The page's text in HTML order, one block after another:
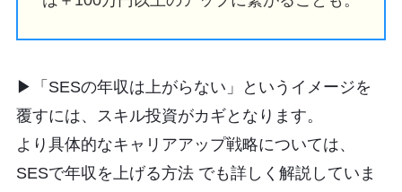
▶︎「SESの年収は上がらない」というイメージを
覆すには、スキル投資がカギとなります。
より具体的なキャリアアップ戦略については、
SESで年収を上げる方法 でも詳しく解説していま